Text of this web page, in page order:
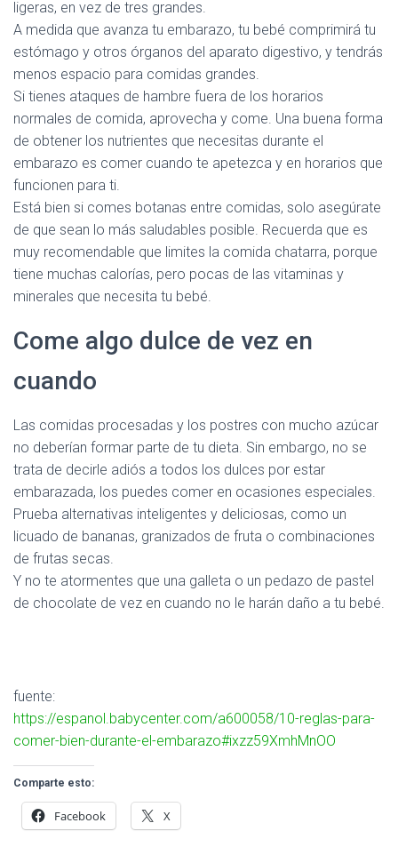
ligeras, en vez de tres grandes.
A medida que avanza tu embarazo, tu bebé comprimirá tu
estómago y otros órganos del aparato digestivo, y tendrás
menos espacio para comidas grandes.
Si tienes ataques de hambre fuera de los horarios
normales de comida, aprovecha y come. Una buena forma
de obtener los nutrientes que necesitas durante el
embarazo es comer cuando te apetezca y en horarios que
funcionen para ti.
Está bien si comes botanas entre comidas, solo asegúrate
de que sean lo más saludables posible. Recuerda que es
muy recomendable que limites la comida chatarra, porque
tiene muchas calorías, pero pocas de las vitaminas y
minerales que necesita tu bebé.
Come algo dulce de vez en
cuando
Las comidas procesadas y los postres con mucho azúcar
no deberían formar parte de tu dieta. Sin embargo, no se
trata de decirle adiós a todos los dulces por estar
embarazada, los puedes comer en ocasiones especiales.
Prueba alternativas inteligentes y deliciosas, como un
licuado de bananas, granizados de fruta o combinaciones
de frutas secas.
Y no te atormentes que una galleta o un pedazo de pastel
de chocolate de vez en cuando no le harán daño a tu bebé.
fuente:
https://espanol.babycenter.com/a600058/10-reglas-para-
comer-bien-durante-el-embarazo#ixzz59XmhMnOO
Comparte esto:
Facebook X